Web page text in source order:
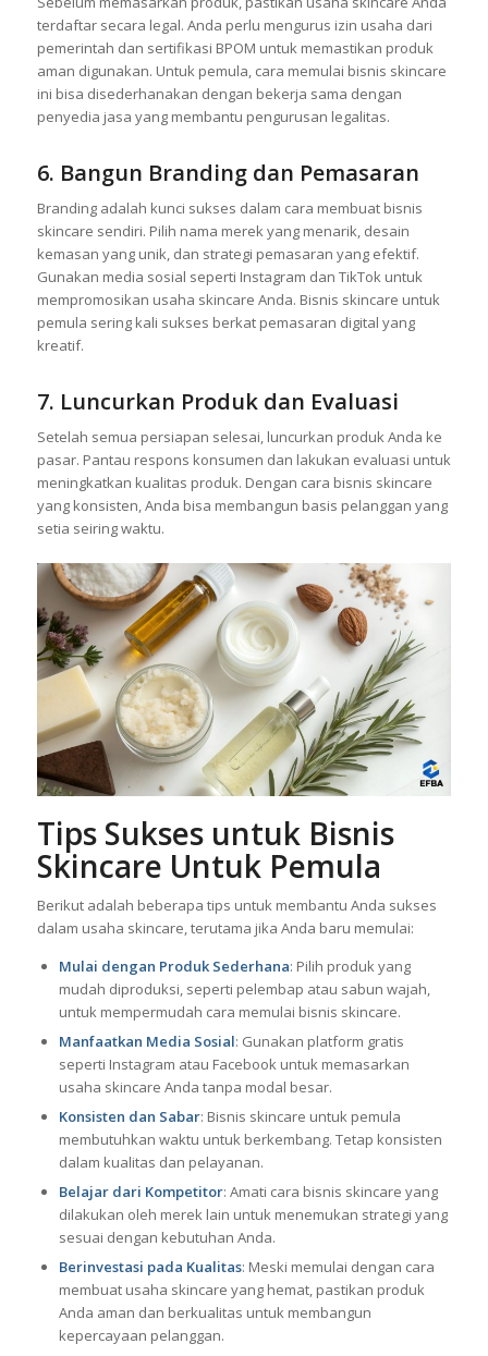
terdaftar secara legal. Anda perlu mengurus izin usaha dari
pemerintah dan sertifikasi BPOM untuk memastikan produk
aman digunakan. Untuk pemula, cara memulai bisnis skincare
ini bisa disederhanakan dengan bekerja sama dengan
penyedia jasa yang membantu pengurusan legalitas.
6. Bangun Branding dan Pemasaran
Branding adalah kunci sukses dalam cara membuat bisnis
skincare sendiri. Pilih nama merek yang menarik, desain
kemasan yang unik, dan strategi pemasaran yang efektif.
Gunakan media sosial seperti Instagram dan TikTok untuk
mempromosikan usaha skincare Anda. Bisnis skincare untuk
pemula sering kali sukses berkat pemasaran digital yang
kreatif.
7. Luncurkan Produk dan Evaluasi
Setelah semua persiapan selesai, luncurkan produk Anda ke
pasar. Pantau respons konsumen dan lakukan evaluasi untuk
meningkatkan kualitas produk. Dengan cara bisnis skincare
yang konsisten, Anda bisa membangun basis pelanggan yang
setia seiring waktu.
Tips Sukses untuk Bisnis
Skincare Untuk Pemula
Berikut adalah beberapa tips untuk membantu Anda sukses
dalam usaha skincare, terutama jika Anda baru memulai:
Mulai dengan Produk Sederhana: Pilih produk yang
mudah diproduksi, seperti pelembap atau sabun wajah,
untuk mempermudah cara memulai bisnis skincare.
Manfaatkan Media Sosial: Gunakan platform gratis
seperti Instagram atau Facebook untuk memasarkan
usaha skincare Anda tanpa modal besar.
Konsisten dan Sabar: Bisnis skincare untuk pemula
membutuhkan waktu untuk berkembang. Tetap konsisten
dalam kualitas dan pelayanan.
Belajar dari Kompetitor: Amati cara bisnis skincare yang
dilakukan oleh merek lain untuk menemukan strategi yang
sesuai dengan kebutuhan Anda.
Berinvestasi pada Kualitas: Meski memulai dengan cara
membuat usaha skincare yang hemat, pastikan produk
Anda aman dan berkualitas untuk membangun
kepercayaan pelanggan.